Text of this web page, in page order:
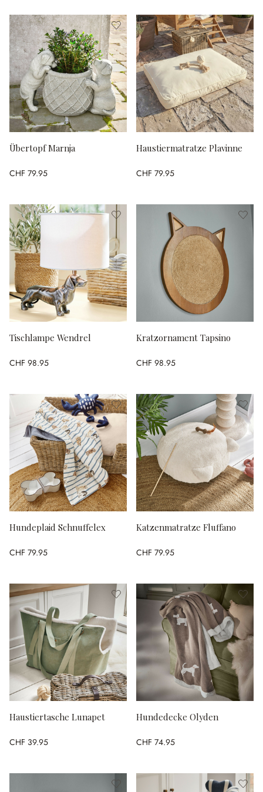
Übertopf Marnja
CHF 79.95
Haustiermatratze Plavinne
CHF 79.95
Tischlampe Wendrel
CHF 98.95
Kratzornament Tapsino
CHF 98.95
Hundeplaid Schnuffelex
CHF 79.95
Katzenmatratze Fluffano
CHF 79.95
Haustiertasche Lunapet
CHF 39.95
Hundedecke Olyden
CHF 74.95